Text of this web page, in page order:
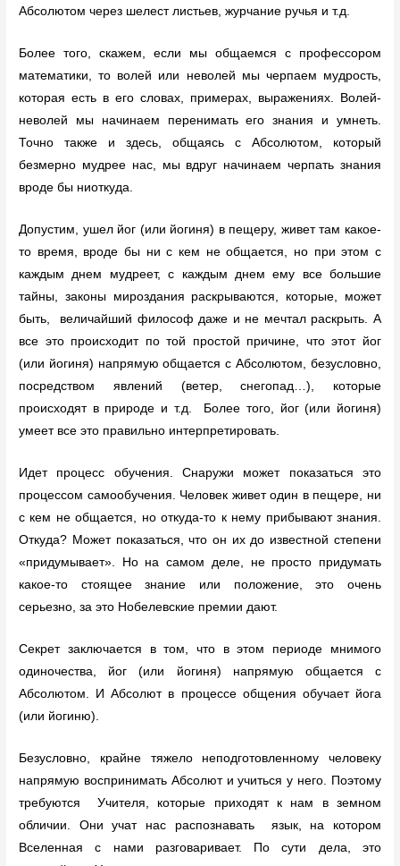
Абсолютом через шелест листьев, журчание ручья и т.д.
Более того, скажем, если мы общаемся с профессором
математики, то волей или неволей мы черпаем мудрость,
которая есть в его словах, примерах, выражениях. Волей-
неволей мы начинаем перенимать его знания и умнеть.
Точно также и здесь, общаясь с Абсолютом, который
безмерно мудрее нас, мы вдруг начинаем черпать знания
вроде бы ниоткуда.
Допустим, ушел йог (или йогиня) в пещеру, живет там какое-
то время, вроде бы ни с кем не общается, но при этом с
каждым днем мудреет, с каждым днем ему все большие
тайны, законы мироздания раскрываются, которые, может
быть, величайший философ даже и не мечтал раскрыть. А
все это происходит по той простой причине, что этот йог
(или йогиня) напрямую общается с Абсолютом, безусловно,
посредством явлений (ветер, снегопад…), которые
происходят в природе и т.д. Более того, йог (или йогиня)
умеет все это правильно интерпретировать.
Идет процесс обучения. Снаружи может показаться это
процессом самообучения. Человек живет один в пещере, ни
с кем не общается, но откуда-то к нему прибывают знания.
Откуда? Может показаться, что он их до известной степени
«придумывает». Но на самом деле, не просто придумать
какое-то стоящее знание или положение, это очень
серьезно, за это Нобелевские премии дают.
Секрет заключается в том, что в этом периоде мнимого
одиночества, йог (или йогиня) напрямую общается с
Абсолютом. И Абсолют в процессе общения обучает йога
(или йогиню).
Безусловно, крайне тяжело неподготовленному человеку
напрямую воспринимать Абсолют и учиться у него. Поэтому
требуются Учителя, которые приходят к нам в земном
обличии. Они учат нас распознавать язык, на котором
Вселенная с нами разговаривает. По сути дела, это